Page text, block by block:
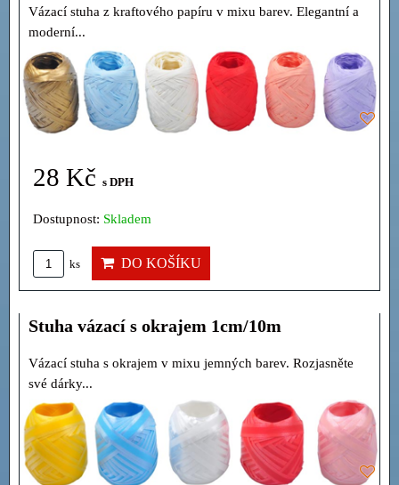
Vázací stuha z kraftového papíru v mixu barev. Elegantní a
moderní...
28 Kč s DPH
Dostupnost: Skladem
ks DO KOŠÍKU
Stuha vázací s okrajem 1cm/10m
Vázací stuha s okrajem v mixu jemných barev. Rozjasněte
své dárky...